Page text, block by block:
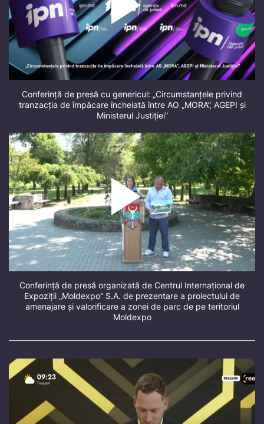
Conferință de presă cu genericul: „Circumstanțele privind
tranzacția de împăcare încheiată între AO „MORA”, AGEPI și
Ministerul Justiției”
Conferință de presă organizată de Centrul Internațional de
Expoziții „Moldexpo” S.A. de prezentare a proiectului de
amenajare și valorificare a zonei de parc de pe teritoriul
Moldexpo